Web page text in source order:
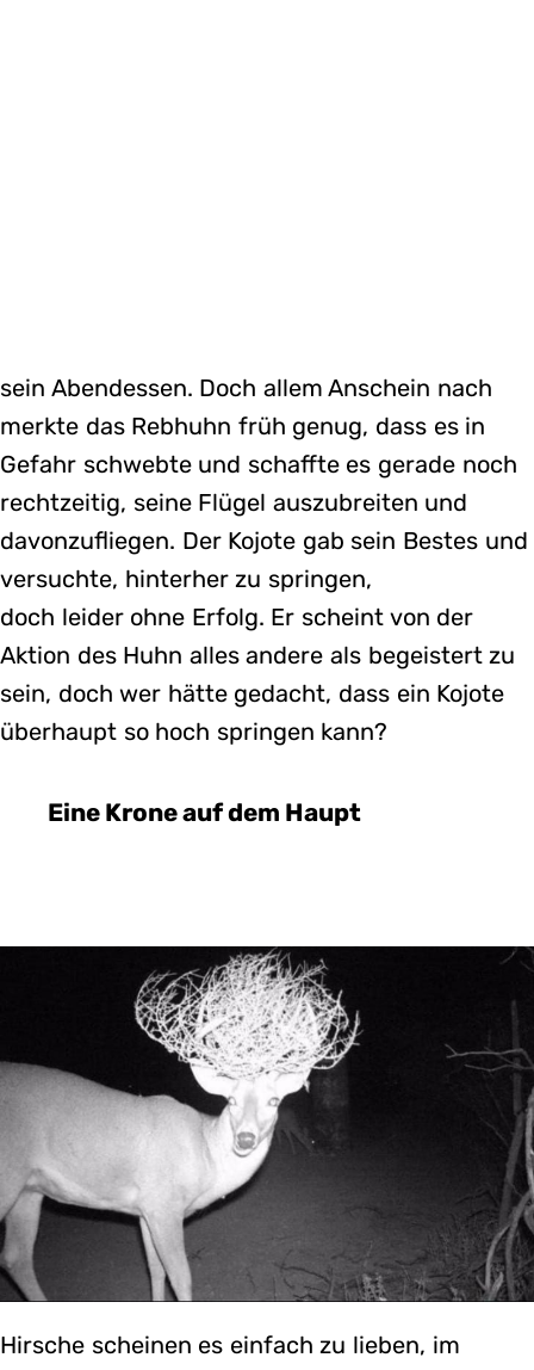
sein Abendessen. Doch allem Anschein nach
merkte das Rebhuhn früh genug, dass es in
Gefahr schwebte und schaffte es gerade noch
rechtzeitig, seine Flügel auszubreiten und
davonzufliegen. Der Kojote gab sein Bestes und
versuchte, hinterher zu springen,
doch leider ohne Erfolg. Er scheint von der
Aktion des Huhn alles andere als begeistert zu
sein, doch wer hätte gedacht, dass ein Kojote
überhaupt so hoch springen kann?
Eine Krone auf dem Haupt
Hirsche scheinen es einfach zu lieben, im